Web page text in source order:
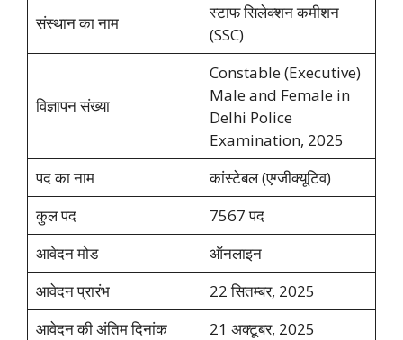
संस्थान का नाम
स्टाफ सिलेक्शन कमीशन
(SSC)
विज्ञापन संख्या
Constable (Executive)
Male and Female in
Delhi Police
Examination, 2025
पद का नाम
कांस्टेबल (एग्जीक्यूटिव)
कुल पद
7567 पद
आवेदन मोड
ऑनलाइन
आवेदन प्रारंभ
22 सितम्बर, 2025
आवेदन की अंतिम दिनांक
21 अक्टूबर, 2025